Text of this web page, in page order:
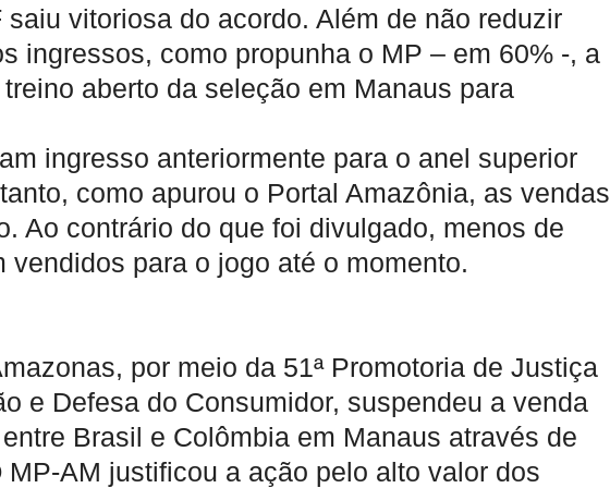
vitoriosa do acordo. Além de não reduzir
ingressos, como propunha o MP – em 60% -, a
aberto da seleção em Manaus para
ingresso anteriormente para o anel superior
como apurou o Portal Amazônia, as vendas
Ao contrário do que foi divulgado, menos de
para o jogo até o momento.
por meio da 51ª Promotoria de Justiça
e Defesa do Consumidor, suspendeu a venda
Brasil e Colômbia em Manaus através de
AM justificou a ação pelo alto valor dos